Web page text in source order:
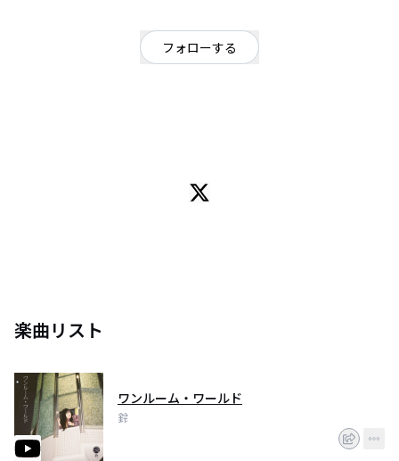
フォローする
楽曲リスト
ワンルーム・ワールド
鈴